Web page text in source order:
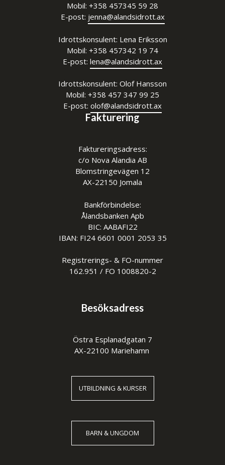
Mobil: +358 457345 59 28
E-post: jenna@alandsidrott.ax
Idrottskonsulent: Lena Eriksson
Mobil: +358 457342 19 74
E-post: lena@alandsidrott.ax
Idrottskonsulent: Olof Hansson
Mobil: +358 457 347 99 25
E-post: olof@alandsidrott.ax
Fakturering
Faktureringsadress:
c/o Nova Alandia AB
Blomstringevägen 12
AX-22150 Jomala
Bankförbindelse:
Ålandsbanken Apb
BIC: AABAFI22
IBAN: FI24 6601 0001 2053 35
Registrerings- & FO-nummer
162.951 / FO 1008820-2
Besöksadress
Östra Esplanadgatan 7
AX-22100 Mariehamn
UTBILDNING & KURSER
BARN & UNGDOM